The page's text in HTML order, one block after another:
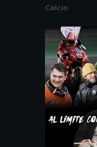
Calcio